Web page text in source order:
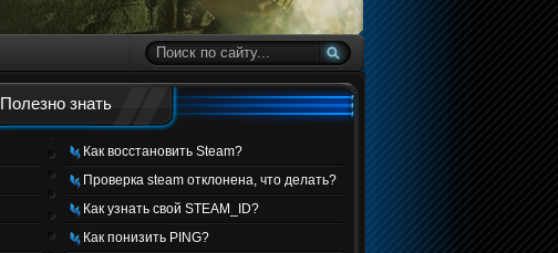
Полезно знать
Как восстановить Steam?
Проверка steam отклонена, что делать?
Как узнать свой STEAM_ID?
Как понизить PING?